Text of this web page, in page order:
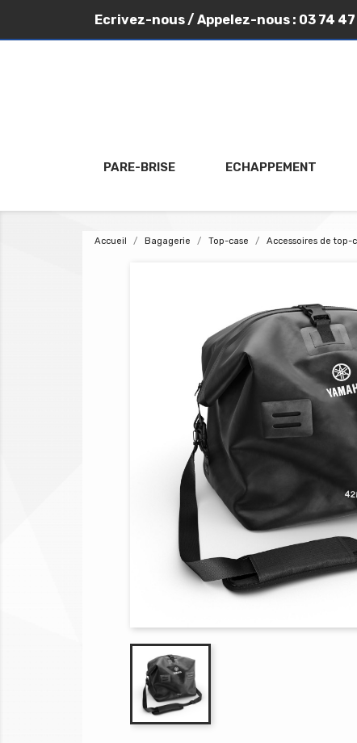
Ecrivez-nous/ Appelez-nous : 03 74
PARE-BRISE ECHAPPEMENT
Accueil Bagagerie Top-case Accessoires de top-